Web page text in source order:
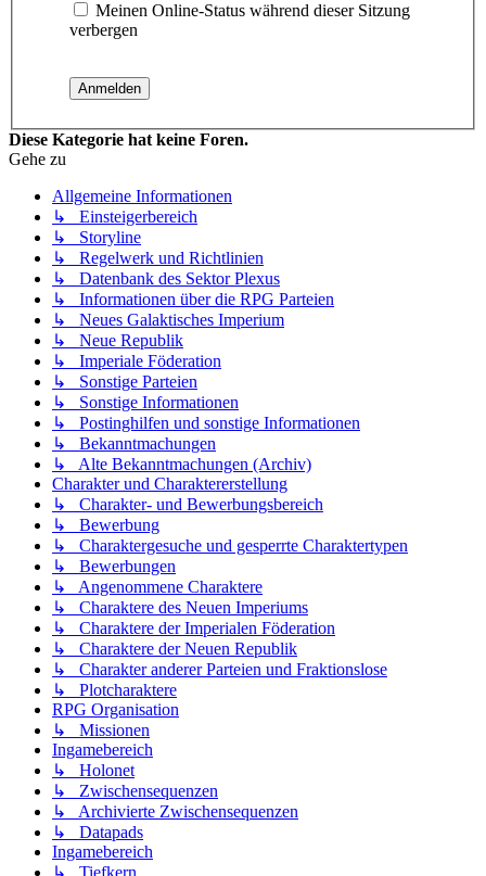
Meinen Online-Status während dieser Sitzung
verbergen
Diese Kategorie hat keine Foren.
Gehe zu
Allgemeine Informationen
↳ Einsteigerbereich
↳ Storyline
↳ Regelwerk und Richtlinien
↳ Datenbank des Sektor Plexus
↳ Informationen über die RPG Parteien
↳ Neues Galaktisches Imperium
↳ Neue Republik
↳ Imperiale Föderation
↳ Sonstige Parteien
↳ Sonstige Informationen
↳ Postinghilfen und sonstige Informationen
↳ Bekanntmachungen
↳ Alte Bekanntmachungen (Archiv)
Charakter und Charaktererstellung
↳ Charakter- und Bewerbungsbereich
↳ Bewerbung
↳ Charaktergesuche und gesperrte Charaktertypen
↳ Bewerbungen
↳ Angenommene Charaktere
↳ Charaktere des Neuen Imperiums
↳ Charaktere der Imperialen Föderation
↳ Charaktere der Neuen Republik
↳ Charakter anderer Parteien und Fraktionslose
↳ Plotcharaktere
RPG Organisation
↳ Missionen
Ingamebereich
↳ Holonet
↳ Zwischensequenzen
↳ Archivierte Zwischensequenzen
↳ Datapads
Ingamebereich